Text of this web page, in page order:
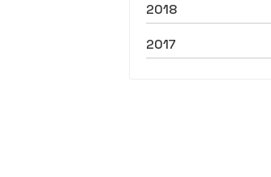
2018
2017